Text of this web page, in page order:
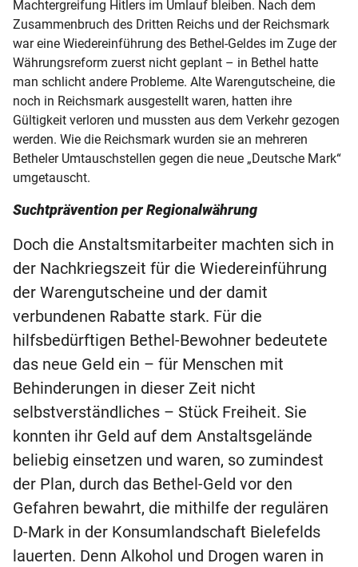
Machtergreifung Hitlers im Umlauf bleiben. Nach dem
Zusammenbruch des Dritten Reichs und der Reichsmark
war eine Wiedereinführung des Bethel-Geldes im Zuge der
Währungsreform zuerst nicht geplant – in Bethel hatte
man schlicht andere Probleme. Alte Warengutscheine, die
noch in Reichsmark ausgestellt waren, hatten ihre
Gültigkeit verloren und mussten aus dem Verkehr gezogen
werden. Wie die Reichsmark wurden sie an mehreren
Betheler Umtauschstellen gegen die neue „Deutsche Mark“
umgetauscht.
Suchtprävention per Regionalwährung
Doch die Anstaltsmitarbeiter machten sich in
der Nachkriegszeit für die Wiedereinführung
der Warengutscheine und der damit
verbundenen Rabatte stark. Für die
hilfsbedürftigen Bethel-Bewohner bedeutete
das neue Geld ein – für Menschen mit
Behinderungen in dieser Zeit nicht
selbstverständliches – Stück Freiheit. Sie
konnten ihr Geld auf dem Anstaltsgelände
beliebig einsetzen und waren, so zumindest
der Plan, durch das Bethel-Geld vor den
Gefahren bewahrt, die mithilfe der regulären
D-Mark in der Konsumlandschaft Bielefelds
lauerten. Denn Alkohol und Drogen waren in